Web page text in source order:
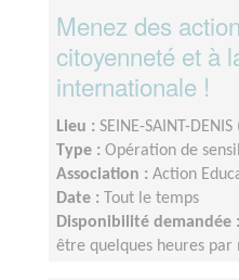
Menez des
citoyenneté et à
internationale !
Lieu : SEINE-SAINT-DENIS
Type : Opération de
Association : Action
Date :
Tout le temps
Disponibilité demandée :
être quelques heures par